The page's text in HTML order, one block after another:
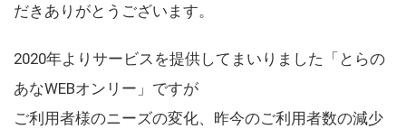
だきありがとうございます。
2020年よりサービスを提供してまいりました「とらの
あなWEBオンリー」ですが
ご利用者様のニーズの変化、昨今のご利用者数の減少